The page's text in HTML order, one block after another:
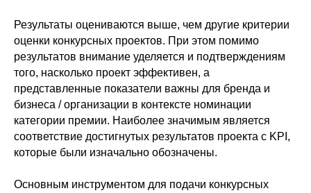
Результаты оцениваются выше, чем другие критерии
оценки конкурсных проектов. При этом помимо
результатов внимание уделяется и подтверждениям
того, насколько проект эффективен, а
представленные показатели важны для бренда и
бизнеса / организации в контексте номинации
категории премии. Наиболее значимым является
соответствие достигнутых результатов проекта с KPI,
которые были изначально обозначены.
Основным инструментом для подачи конкурсных